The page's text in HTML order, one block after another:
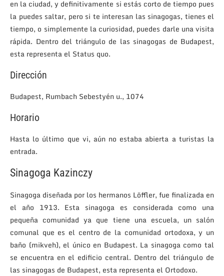
en la ciudad, y definitivamente si estás corto de tiempo pues
la puedes saltar, pero si te interesan las sinagogas, tienes el
tiempo, o simplemente la curiosidad, puedes darle una visita
rápida. Dentro del triángulo de las sinagogas de Budapest,
esta representa el Status quo.
Dirección
Budapest, Rumbach Sebestyén u., 1074
Horario
Hasta lo último que vi, aún no estaba abierta a turistas la
entrada.
Sinagoga Kazinczy
Sinagoga diseñada por los hermanos Löffler, fue finalizada en
el año 1913. Esta sinagoga es considerada como una
pequeña comunidad ya que tiene una escuela, un salón
comunal que es el centro de la comunidad ortodoxa, y un
baño (mikveh), el único en Budapest. La sinagoga como tal
se encuentra en el edificio central. Dentro del triángulo de
las sinagogas de Budapest, esta representa el Ortodoxo.